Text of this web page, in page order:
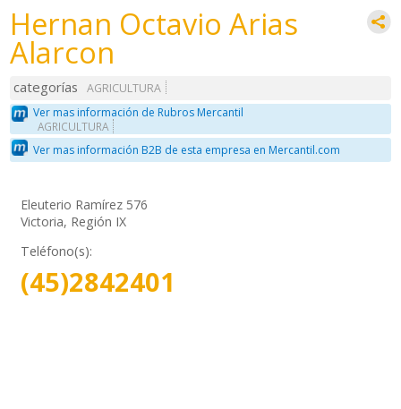
Hernan Octavio Arias
Alarcon
categorías
AGRICULTURA
Ver mas información de Rubros Mercantil
AGRICULTURA
Ver mas información B2B de esta empresa en Mercantil.com
Eleuterio Ramírez 576
Victoria, Región IX
Teléfono(s):
(45)2842401